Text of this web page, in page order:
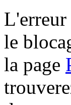
L'erreur
le
la page